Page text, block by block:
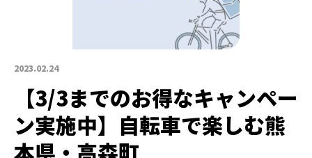
2023.02.24
【3/3までのお得なキャンペー
ン実施中】自転車で楽しむ熊
本県・高森町